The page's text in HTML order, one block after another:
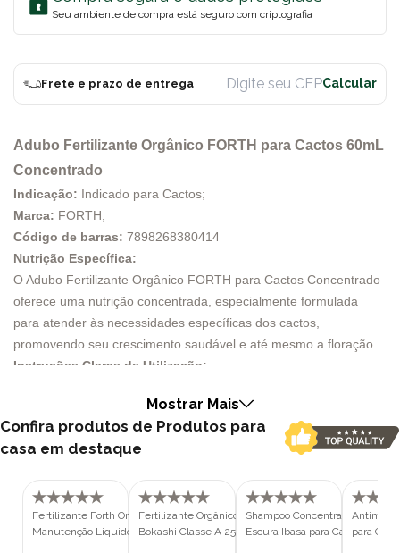
Seu ambiente de compra está seguro com criptografia
Frete e prazo de entrega
Adubo Fertilizante Orgânico FORTH para Cactos 60mL
Concentrado
Indicação: Indicado para Cactos;
Marca: FORTH;
Código de barras: 7898268380414
Nutrição Específica:
O Adubo Fertilizante Orgânico FORTH para Cactos Concentrado
oferece uma nutrição concentrada, especialmente formulada
para atender às necessidades específicas dos cactos,
promovendo seu crescimento saudável e até mesmo a floração.
Instruções Claras de Utilização:
A dosagem recomendada é de 5ml por litro de água, aplicada a
cada 15 dias via solo ou fertirrigação, enquanto em vasos, regue
como de costume, e em canteiros, prepare 2 litros para cada
Atenção à Segurança:
Evite armazenar a diluição além do necessário para cada
aplicação, pois há risco de contaminação fora da embalagem
Mostrar Mais
Confira produtos de Produtos para
casa em destaque
Fertilizante Forth Orquídeas
Manutenção Liquido Pronto para Uso
Fertilizante Orgânico Composto Forth
Bokashi Classe A 250gr
Shampoo Concentrado para
Escura Ibasa para Cachorros e
para